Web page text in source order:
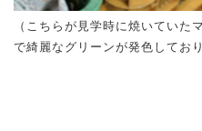
（こちらが見学時に焼いていた
で綺麗なグリーンが発色してお